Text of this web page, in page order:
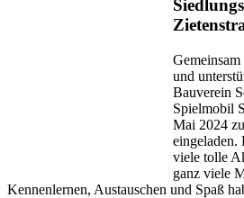
und
Bauverein
Spielmobil
Mai 2024
eingeladen.
viele tolle
ganz viele
Kennenlernen, Austauschen und Spaß